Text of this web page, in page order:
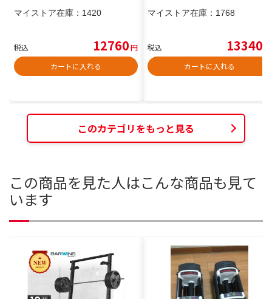
マイストア在庫： 1420
税込 12760円
カートに入れる
マイストア在庫： 1768
税込 13340
カートに入れる
このカテゴリをもっと見る
この商品を見た人はこんな商品も見て
います